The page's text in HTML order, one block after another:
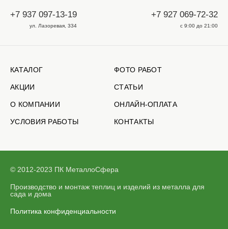
+7 937 097-13-19
ул. Лазоревая, 334
+7 927 069-72-32
с 9:00 до 21:00
КАТАЛОГ
АКЦИИ
О КОМПАНИИ
УСЛОВИЯ РАБОТЫ
ФОТО РАБОТ
СТАТЬИ
ОНЛАЙН-ОПЛАТА
КОНТАКТЫ
© 2012-2023 ПК МеталлоСфера
Политика конфиденциальности
Производство и монтаж теплиц и изделий из металла для
сада и дома